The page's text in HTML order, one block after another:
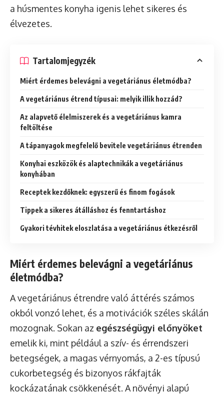
a húsmentes konyha igenis lehet sikeres és
élvezetes.
Tartalomjegyzék
Miért érdemes belevágni a vegetáriánus életmódba?
A vegetáriánus étrend típusai: melyik illik hozzád?
Az alapvető élelmiszerek és a vegetáriánus kamra
feltöltése
A tápanyagok megfelelő bevitele vegetáriánus étrenden
Konyhai eszközök és alaptechnikák a vegetáriánus
konyhában
Receptek kezdőknek: egyszerű és finom fogások
Tippek a sikeres átálláshoz és fenntartáshoz
Gyakori tévhitek eloszlatása a vegetáriánus étkezésről
Miért érdemes belevágni a vegetáriánus
életmódba?
A vegetáriánus étrendre való áttérés számos
okból vonzó lehet, és a motivációk széles skálán
mozognak. Sokan az egészségügyi előnyöket
emelik ki, mint például a szív- és érrendszeri
betegségek, a magas vérnyomás, a 2-es típusú
cukorbetegség és bizonyos rákfajták
kockázatának csökkenését. A növényi alapú